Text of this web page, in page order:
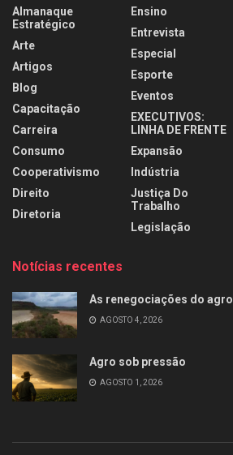
Almanaque
Estratégico
Arte
Artigos
Blog
Capacitação
Carreira
Consumo
Cooperativismo
Direito
Diretoria
Ensino
Entrevista
Especial
Esporte
Eventos
EXECUTIVOS:
LINHA DE FRENTE
Expansão
Indústria
Justiça Do
Trabalho
Legislação
Notícias recentes
As renegociações do agro
AGOSTO 4, 2026
Agro sob pressão
AGOSTO 1, 2026